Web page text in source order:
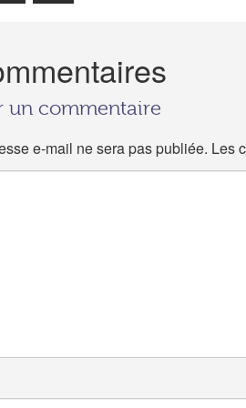
un commentaire
e-mail ne sera pas publiée. Les